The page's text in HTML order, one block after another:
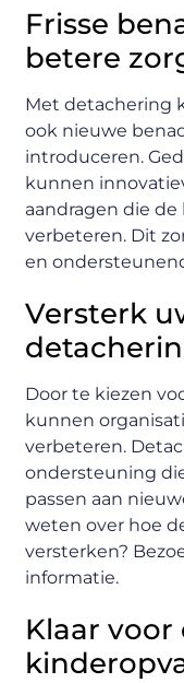
Frisse
betere
Met detachering
ook nieuwe
introduceren.
kunnen
aandragen die
verbeteren. Dit
en
Versterk
Door te kiezen
kunnen
verbeteren.
ondersteuning
passen aan
weten over hoe
versterken?
informatie.
Klaar